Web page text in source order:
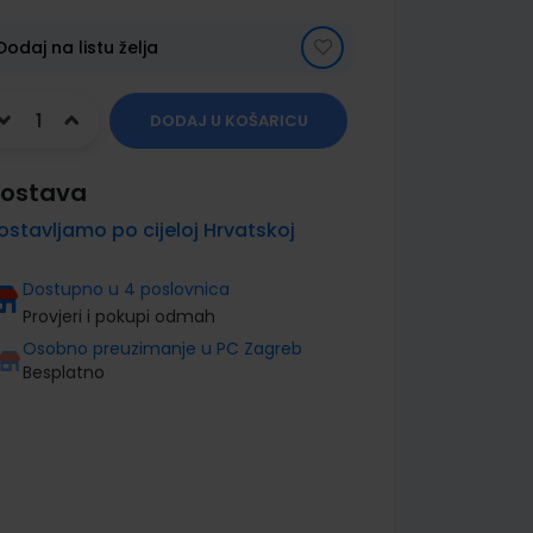
na listu želja
DODAJ U KOŠARICU
po cijeloj Hrvatskoj
Dostupno u 4 poslovnica
Provjeri i pokupi odmah
Osobno preuzimanje u PC Zagreb
Besplatno